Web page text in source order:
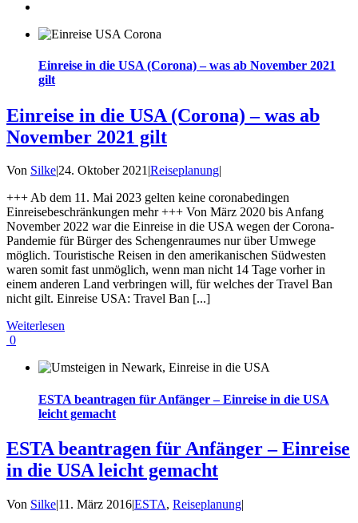
Einreise in die USA (Corona) – was ab November 2021
gilt
Einreise in die USA (Corona) – was ab
November 2021 gilt
Von Silke|24. Oktober 2021|Reiseplanung|
+++ Ab dem 11. Mai 2023 gelten keine coronabedingen
Einreisebeschränkungen mehr +++ Von März 2020 bis Anfang
November 2022 war die Einreise in die USA wegen der Corona-
Pandemie für Bürger des Schengenraumes nur über Umwege
möglich. Touristische Reisen in den amerikanischen Südwesten
waren somit fast unmöglich, wenn man nicht 14 Tage vorher in
einem anderen Land verbringen will, für welches der Travel Ban
nicht gilt. Einreise USA: Travel Ban [...]
Weiterlesen
0
ESTA beantragen für Anfänger – Einreise in die USA
leicht gemacht
ESTA beantragen für Anfänger – Einreise
in die USA leicht gemacht
Von Silke|11. März 2016|ESTA, Reiseplanung|